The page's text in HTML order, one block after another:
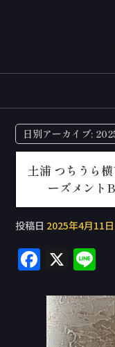
日別アーカイブ:
土浦 つちうら
ーズメント
投稿日 2025年4月11日
F
c
e
X
e